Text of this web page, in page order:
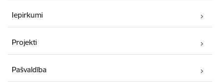
Iepirkumi
Projekti
Pašvaldība